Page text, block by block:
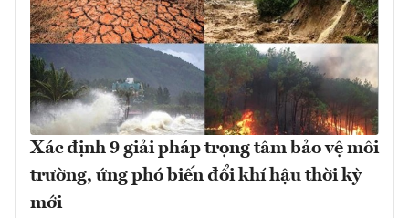
Xác định 9 giải pháp trọng tâm bảo vệ môi
trường, ứng phó biến đổi khí hậu thời kỳ
mới